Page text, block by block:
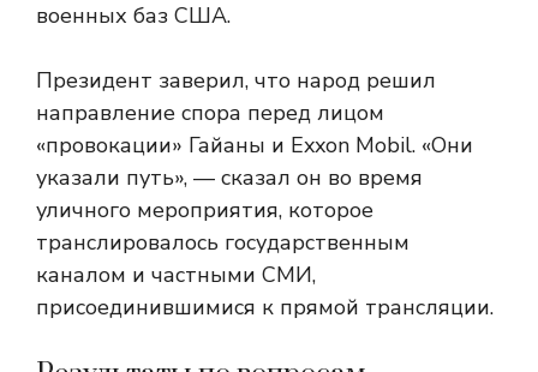
военных баз США.
Президент заверил, что народ решил
направление спора перед лицом
«провокации» Гайаны и Exxon Mobil. «Они
указали путь», — сказал он во время
уличного мероприятия, которое
транслировалось государственным
каналом и частными СМИ,
присоединившимися к прямой трансляции.